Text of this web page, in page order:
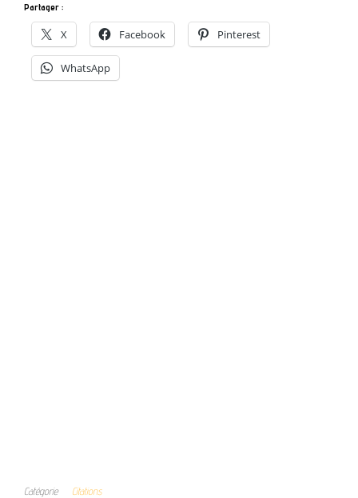
Partager :
X Facebook Pinterest
WhatsApp
Catégorie Citations